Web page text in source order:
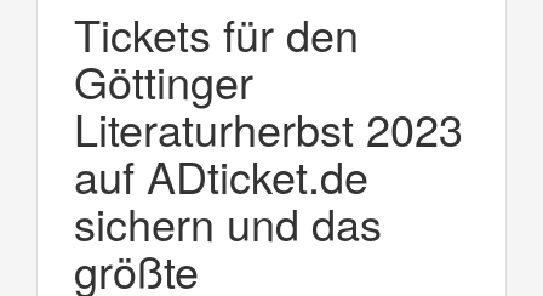
Tickets für den
Göttinger
Literaturherbst 2023
auf ADticket.de
sichern und das
größte